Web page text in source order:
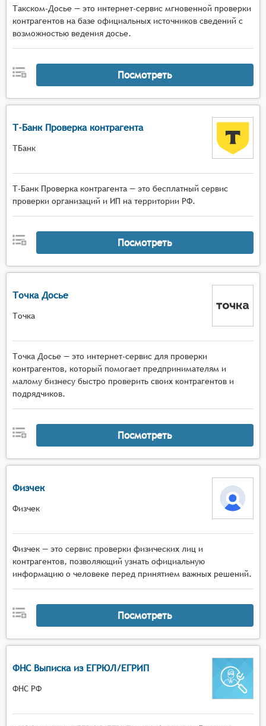
Такском-Досье — это интернет-сервис мгновенной проверки
контрагентов на базе официальных источников сведений с
возможностью ведения досье.
Посмотреть
Т-Банк Проверка контрагента
ТБанк
Т-Банк Проверка контрагента — это бесплатный сервис
проверки организаций и ИП на территории РФ.
Посмотреть
Точка Досье
Точка
Точка Досье — это интернет-сервис для проверки
контрагентов, который помогает предпринимателям и
малому бизнесу быстро проверить своих контрагентов и
подрядчиков.
Посмотреть
Физчек
Физчек
Физчек — это сервис проверки физических лиц и
контрагентов, позволяющий узнать официальную
информацию о человеке перед принятием важных решений.
Посмотреть
ФНС Выписка из ЕГРЮЛ/ЕГРИП
ФНС РФ